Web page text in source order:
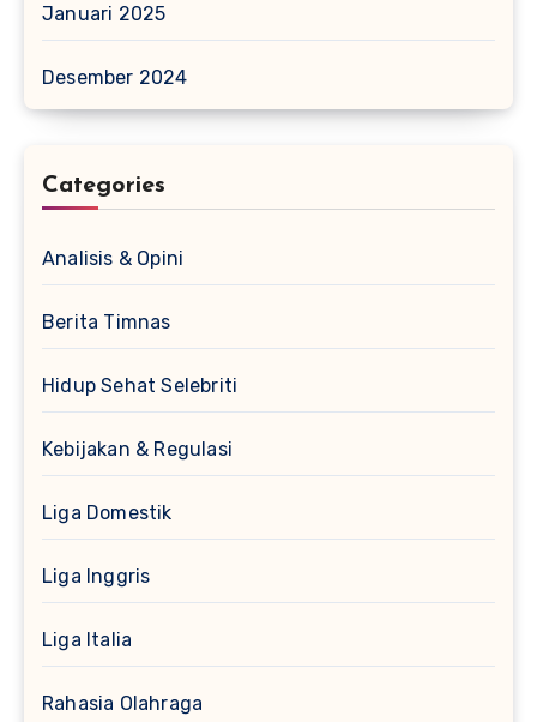
Januari 2025
Desember 2024
Categories
Analisis & Opini
Berita Timnas
Hidup Sehat Selebriti
Kebijakan & Regulasi
Liga Domestik
Liga Inggris
Liga Italia
Rahasia Olahraga